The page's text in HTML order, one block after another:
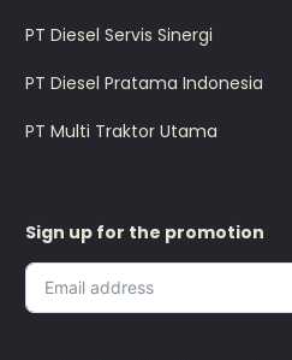
PT Diesel Servis Sinergi
PT Diesel Pratama Indonesia
PT Multi Traktor Utama
Sign up for the promotion